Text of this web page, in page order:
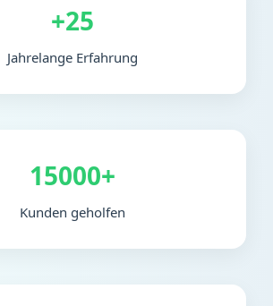
+25
Jahrelange Erfahrung
15000+
Kunden geholfen